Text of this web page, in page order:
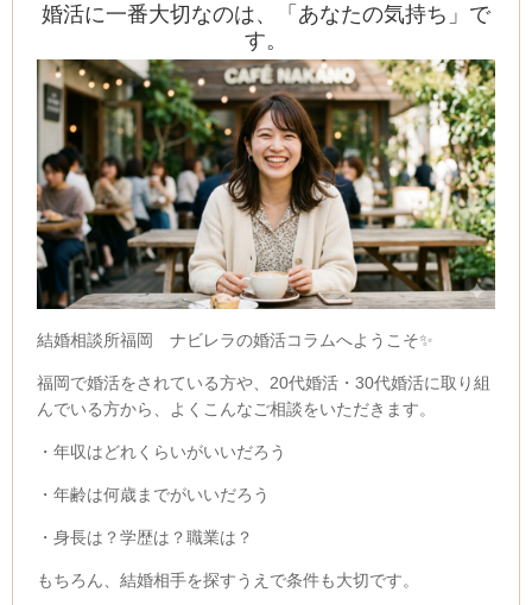
婚活に一番大切なのは、「あなたの気持ち」で
す。
結婚相談所福岡 ナビレラの婚活コラムへようこそ✨
福岡で婚活をされている方や、 20代婚活・30代婚活に取り組
んでいる方から、
よくこんなご相談をいただきます。
・年収はどれくらいがいいだろう
・年齢は何歳までがいいだろう
・身長は？学歴は？職業は？
もちろん、結婚相手を探すうえで条件も大切です。